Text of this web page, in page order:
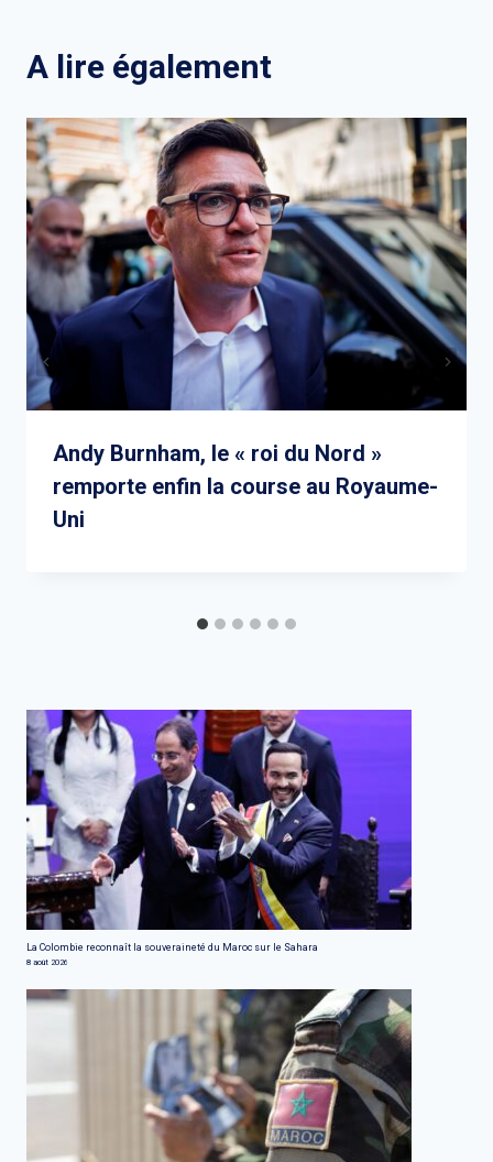
A lire également
Andy Burnham, le « roi du Nord »
remporte enfin la course au Royaume-
Uni
La Colombie reconnaît la souveraineté du Maroc sur le Sahara
8 août 2026